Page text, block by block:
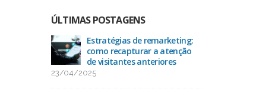
ÚLTIMAS POSTAGENS
Estratégias de remarketing:
como recapturar a atenção
de visitantes anteriores
23/04/2025